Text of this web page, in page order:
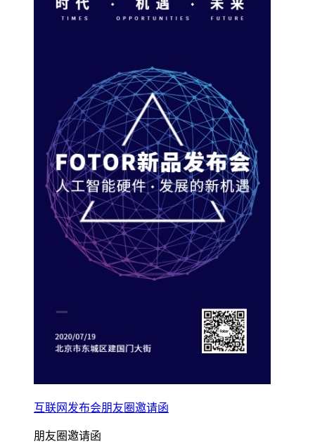
互联网发布会朋友圈邀请函
朋友圈邀请函